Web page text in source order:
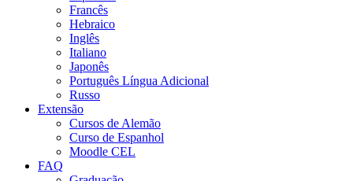
Francês
Hebraico
Inglês
Italiano
Japonês
Português Língua Adicional
Russo
Extensão
Cursos de Alemão
Curso de Espanhol
Moodle CEL
FAQ